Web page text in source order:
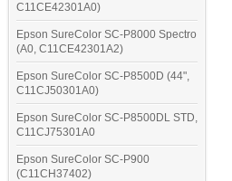
C11CE42301A0)
Epson SureColor SC-P8000 Spectro
(A0, C11CE42301A2)
Epson SureColor SC-P8500D (44",
C11CJ50301A0)
Epson SureColor SC-P8500DL STD,
C11CJ75301A0
Epson SureColor SC-P900
(C11CH37402)